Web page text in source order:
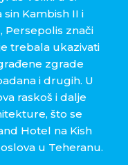
Kambish II i
Persepolis znači
trebala ukazivati
zgrade
i drugih. U
raskoš i dalje
što se
Hotel na Kish
u Teheranu.